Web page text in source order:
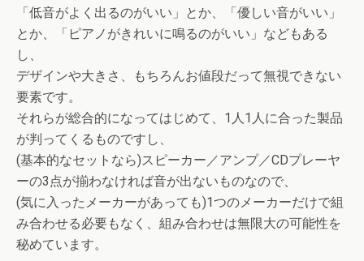
「低音がよく出るのがいい」とか、「優しい音がいい」
とか、「ピアノがきれいに鳴るのがいい」などもある
し、
デザインや大きさ、もちろんお値段だって無視できない
要素です。
それらが総合的になってはじめて、1人1人に合った製品
が判ってくるものですし、
(基本的なセットなら)スピーカー／アンプ／CDプレーヤ
ーの3点が揃わなければ音が出ないものなので、
(気に入ったメーカーがあっても)1つのメーカーだけで組
み合わせる必要もなく、組み合わせは無限大の可能性を
秘めています。